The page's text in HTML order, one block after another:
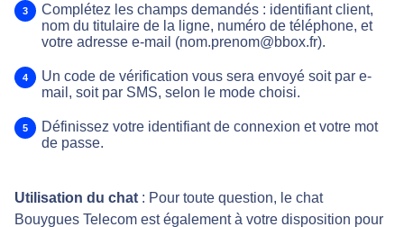
Complétez les champs demandés : identifiant client,
nom du titulaire de la ligne, numéro de téléphone, et
votre adresse e-mail (nom.prenom@bbox.fr).
Un code de vérification vous sera envoyé soit par e-
mail, soit par SMS, selon le mode choisi.
Définissez votre identifiant de connexion et votre mot
de passe.
Utilisation du chat : Pour toute question, le chat
Bouygues Telecom est également à votre disposition pour